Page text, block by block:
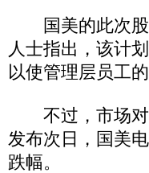
国美的此次股
人士指出，该计
以使管理层员工
不过，市场对
发布次日，国美
跌幅。